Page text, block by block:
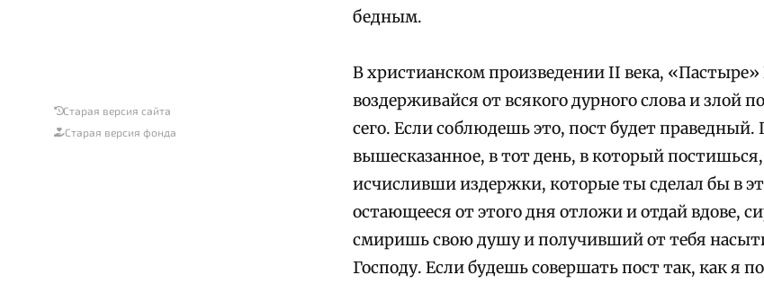
Старая версия сайта
Старая версия фонда
бедным.
В христианском произведении II века, «Пастыре»
воздерживайся от всякого дурного слова и злой
сего. Если соблюдешь это, пост будет
вышесказанное, в тот день, в который
исчисливши издержки, которые ты сделал бы в
остающееся от этого дня отложи и отдай вдове,
смиришь свою душу и получивший от тебя
Господу. Если будешь совершать пост так, как я